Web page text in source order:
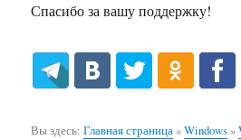
Спасибо за вашу поддержку!
Вы здесь:Главная страница»Windows»